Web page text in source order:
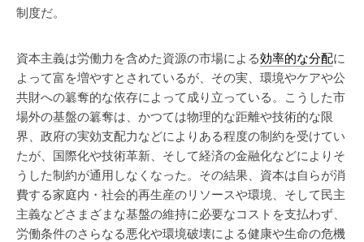
制度だ。
資本主義は労働力を含めた資源の市場による効率的な分配に
よって富を増やすとされているが、その実、環境やケアや公
共財への簒奪的な依存によって成り立っている。こうした市
場外の基盤の簒奪は、かつては物理的な距離や技術的な限
界、政府の実効支配力などによりある程度の制約を受けてい
たが、国際化や技術革新、そして経済の金融化などによりそ
うした制約が通用しなくなった。その結果、資本は自らが消
費する家庭内・社会的再生産のリソースや環境、そして民主
主義などさまざまな基盤の維持に必要なコストを支払わず、
労働条件のさらなる悪化や環境破壊による健康や生命の危機